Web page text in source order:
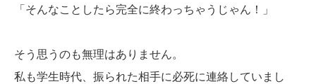
「そんなことしたら完全に終わっちゃうじゃん！」
そう思うのも無理はありません。
私も学生時代、振られた相手に必死に連絡していまし